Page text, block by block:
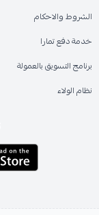
الشروط والاحكام
خدمة دفع تمارا
برنامج التسويق بالعمولة
نظام الولاء